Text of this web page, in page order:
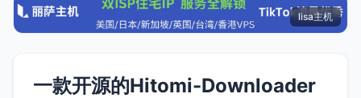
lisa主机
一款开源的Hitomi-Downloader